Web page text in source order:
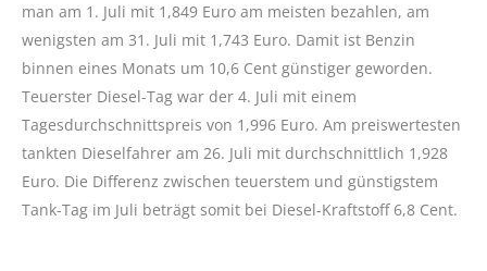
man am 1. Juli mit 1,849 Euro am meisten bezahlen, am
wenigsten am 31. Juli mit 1,743 Euro. Damit ist Benzin
binnen eines Monats um 10,6 Cent günstiger geworden.
Teuerster Diesel-Tag war der 4. Juli mit einem
Tagesdurchschnittspreis von 1,996 Euro. Am preiswertesten
tankten Dieselfahrer am 26. Juli mit durchschnittlich 1,928
Euro. Die Differenz zwischen teuerstem und günstigstem
Tank-Tag im Juli beträgt somit bei Diesel-Kraftstoff 6,8 Cent.